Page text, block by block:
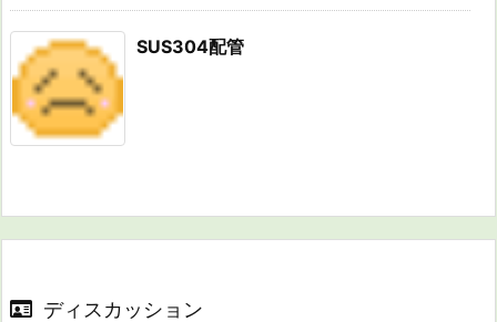
SUS304配管
ディスカッション